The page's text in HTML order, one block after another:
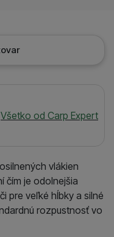
Všetko od Carp Expert
vlákien
čím je odolnejšia
pre veľké hĺbky a silné
rozpustnosť vo